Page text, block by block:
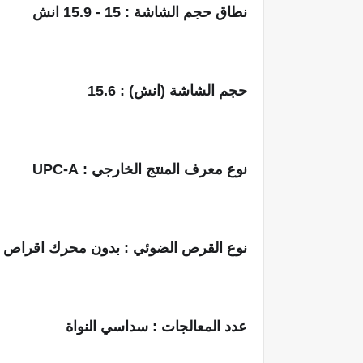
نطاق حجم الشاشة : 15 - 15.9 انش
حجم الشاشة (انش) : 15.6
نوع معرف المنتج الخارجي : UPC-A
نوع القرص الضوئي : بدون محرك اقراص
عدد المعالجات : سداسي النواة